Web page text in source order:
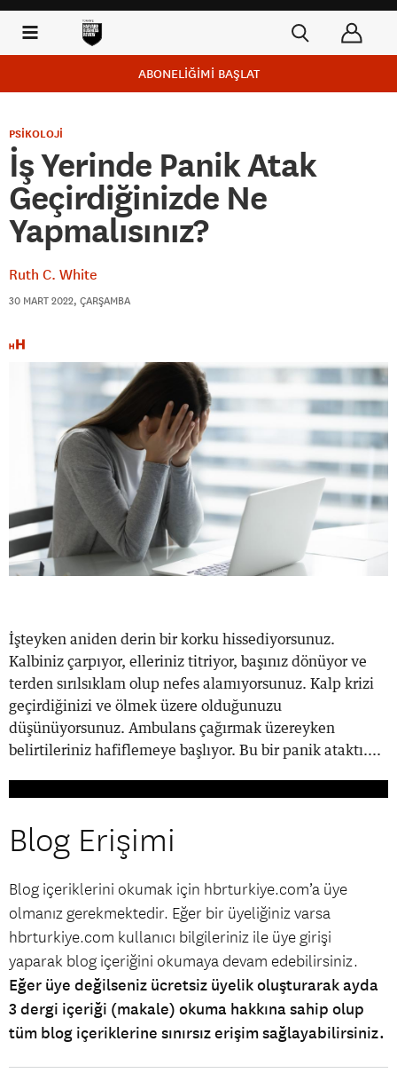
ABONELİĞİMİ BAŞLAT
PSİKOLOJİ
İş Yerinde Panik Atak
Geçirdiğinizde Ne
Yapmalısınız?
Ruth C. White
30 MART 2022, ÇARŞAMBA
İşteyken aniden derin bir korku hissediyorsunuz.
Kalbiniz çarpıyor, elleriniz titriyor, başınız dönüyor ve
terden sırılsıklam olup nefes alamıyorsunuz. Kalp krizi
geçirdiğinizi ve ölmek üzere olduğunuzu
düşünüyorsunuz. Ambulans çağırmak üzereyken
belirtileriniz hafiflemeye başlıyor. Bu bir panik ataktı....
Blog Erişimi
Blog içeriklerini okumak için hbrturkiye.com’a üye
olmanız gerekmektedir. Eğer bir üyeliğiniz varsa
hbrturkiye.com kullanıcı bilgileriniz ile üye girişi
yaparak blog içeriğini okumaya devam edebilirsiniz.
Eğer üye değilseniz ücretsiz üyelik oluşturarak ayda
3 dergi içeriği (makale) okuma hakkına sahip olup
tüm blog içeriklerine sınırsız erişim sağlayabilirsiniz.